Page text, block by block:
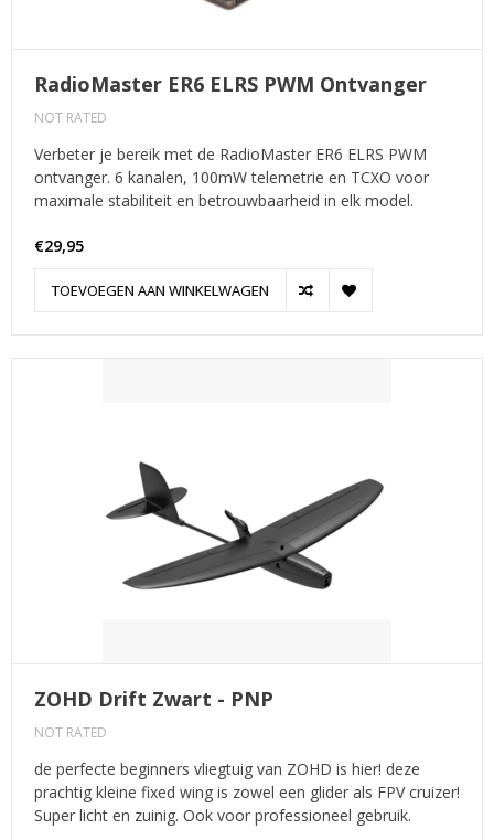
RadioMaster ER6 ELRS PWM Ontvanger
NOT RATED
Verbeter je bereik met de RadioMaster ER6 ELRS PWM
ontvanger. 6 kanalen, 100mW telemetrie en TCXO voor
maximale stabiliteit en betrouwbaarheid in elk model.
€29,95
TOEVOEGEN AAN WINKELWAGEN
ZOHD Drift Zwart - PNP
NOT RATED
de perfecte beginners vliegtuig van ZOHD is hier! deze
prachtig kleine fixed wing is zowel een glider als FPV cruizer!
Super licht en zuinig. Ook voor professioneel gebruik.